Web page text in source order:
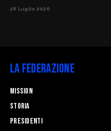
28 Luglio 2026
La Federazione
Mission
STORIA
Presidenti